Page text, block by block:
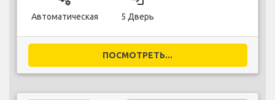
Автоматическая 5 Дверь
ПОСМОТРЕТЬ...